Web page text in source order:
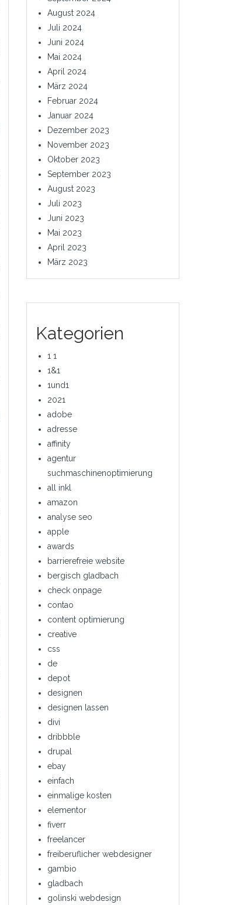
August 2024
Juli 2024
Juni 2024
Mai 2024
April 2024
März 2024
Februar 2024
Januar 2024
Dezember 2023
November 2023
Oktober 2023
September 2023
August 2023
Juli 2023
Juni 2023
Mai 2023
April 2023
März 2023
Kategorien
1 1
1&1
1und1
2021
adobe
adresse
affinity
agentur
suchmaschinenoptimierung
all inkl
amazon
analyse seo
apple
awards
barrierefreie website
bergisch gladbach
check onpage
contao
content optimierung
creative
css
de
depot
designen
designen lassen
divi
dribbble
drupal
ebay
einfach
einmalige kosten
elementor
fiverr
freelancer
freiberuflicher webdesigner
gambio
gladbach
golinski webdesign